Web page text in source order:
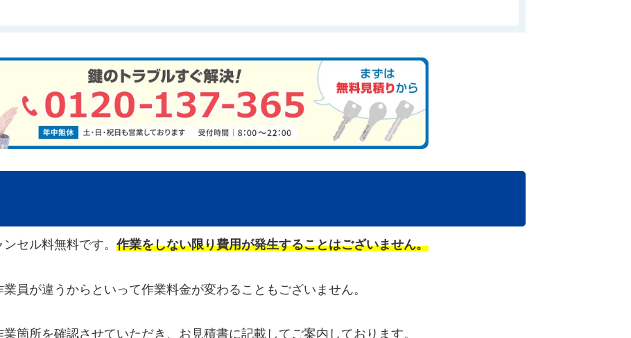
セル料無料です。 作業をしない限り費用が発生することはございません。
員が違うからといって作業料金が変わることもございません。
箇所を確認させていただき、お見積書に記載してご案内しております。